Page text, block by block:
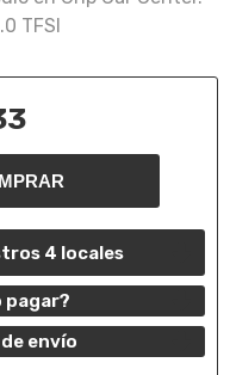
TFSI
4 locales
pagar?
envío